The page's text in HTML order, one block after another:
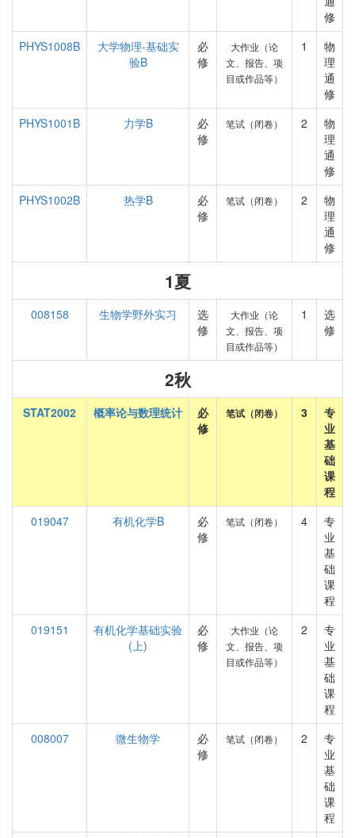
修
PHYS1008B
大学物理-基础实
验B
必
修
大作业（论
文、报告、项
目或作品等）
1
物
理
通
修
PHYS1001B
力学B
必
修
笔试（闭卷） 2
物
理
通
修
PHYS1002B
热学B
必
修
笔试（闭卷） 2
物
理
通
修
1夏
008158 生物学野外实习
选
修
大作业（论
文、报告、项
目或作品等）
1
选
修
2秋
STAT2002 概率论与数理统计
必
修
笔试（闭卷） 3
专
业
基
础
课
程
019047
有机化学B
必
修
笔试（闭卷） 4
专
业
基
础
课
程
019151
有机化学基础实验
(上)
必
修
大作业（论
文、报告、项
目或作品等）
2
专
业
基
础
课
程
008007
微生物学
必
修
笔试（闭卷） 2
专
业
基
础
课
程